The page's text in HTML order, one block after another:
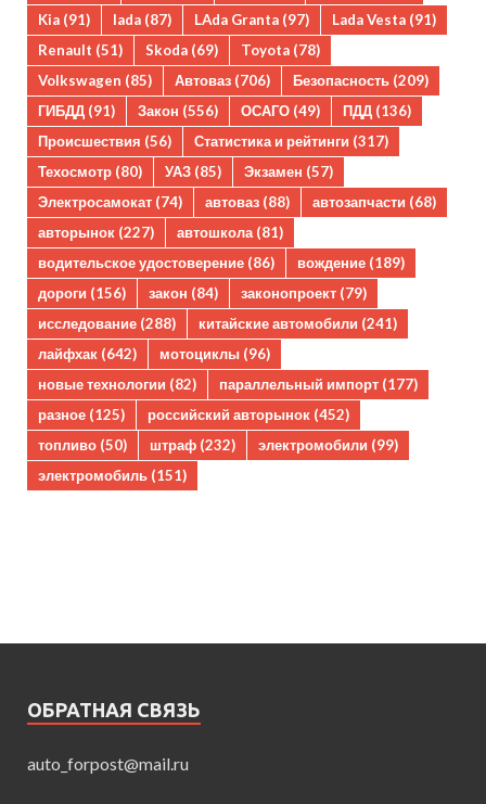
Kia (91) lada (87) LAda Granta (97) Lada Vesta (91)
Renault (51) Skoda (69) Toyota (78)
Volkswagen (85) Автоваз (706) Безопасность (209)
ГИБДД (91) Закон (556) ОСАГО (49) ПДД (136)
Происшествия (56) Статистика и рейтинги (317)
Техосмотр (80) УАЗ (85) Экзамен (57)
Электросамокат (74) автоваз (88) автозапчасти (68)
авторынок (227) автошкола(81)
водительское удостоверение (86) вождение (189)
дороги (156) закон (84) законопроект (79)
исследование (288) китайские автомобили (241)
лайфхак (642) мотоциклы (96)
новые технологии (82) параллельный импорт (177)
разное (125) российский авторынок (452)
топливо (50) штраф (232) электромобили (99)
электромобиль (151)
ОБРАТНАЯ СВЯЗЬ
auto_forpost@mail.ru